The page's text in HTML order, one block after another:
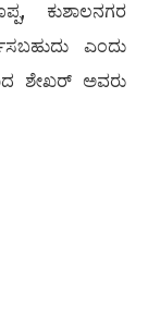
ಕುಶಾಲನಗರ
ಎಂದು
ಶೇಖರ್ ಅವರು